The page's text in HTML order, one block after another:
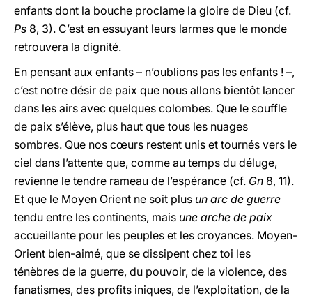
enfants dont la bouche proclame la gloire de Dieu (cf.
Ps 8, 3). C’est en essuyant leurs larmes que le monde
retrouvera la dignité.
En pensant aux enfants – n’oublions pas les enfants ! –,
c’est notre désir de paix que nous allons bientôt lancer
dans les airs avec quelques colombes. Que le souffle
de paix s’élève, plus haut que tous les nuages
sombres. Que nos cœurs restent unis et tournés vers le
ciel dans l’attente que, comme au temps du déluge,
revienne le tendre rameau de l’espérance (cf. Gn 8, 11).
Et que le Moyen Orient ne soit plus un arc de guerre
tendu entre les continents, mais une arche de paix
accueillante pour les peuples et les croyances. Moyen-
Orient bien-aimé, que se dissipent chez toi les
ténèbres de la guerre, du pouvoir, de la violence, des
fanatismes, des profits iniques, de l’exploitation, de la